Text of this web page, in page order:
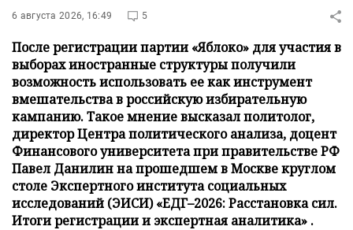
6 августа 2026, 16:49 5
После регистрации партии «Яблоко» для участия в
выборах иностранные структуры получили
возможность использовать ее как инструмент
вмешательства в российскую избирательную
кампанию. Такое мнение высказал политолог,
директор Центра политического анализа, доцент
Финансового университета при правительстве РФ
Павел Данилин на прошедшем в Москве круглом
столе Экспертного института социальных
исследований (ЭИСИ) «ЕДГ–2026: Расстановка сил.
Итоги регистрации и экспертная аналитика» .